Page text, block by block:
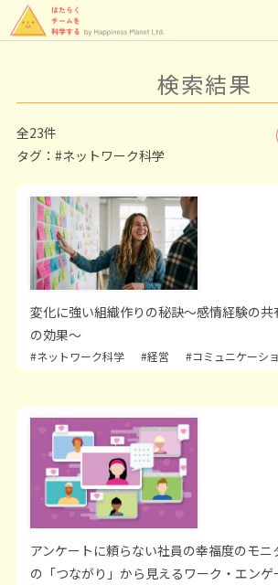
検索結果
全23件
タグ： #ネットワーク科学
変化に強い組織作りの秘訣～感情経験の共
の効果～
#ネットワーク科学 #経営 #コミュニケーシ
アンケートに頼らない社員の幸福度のモニ
の「つながり」から見えるワーク・エンゲ